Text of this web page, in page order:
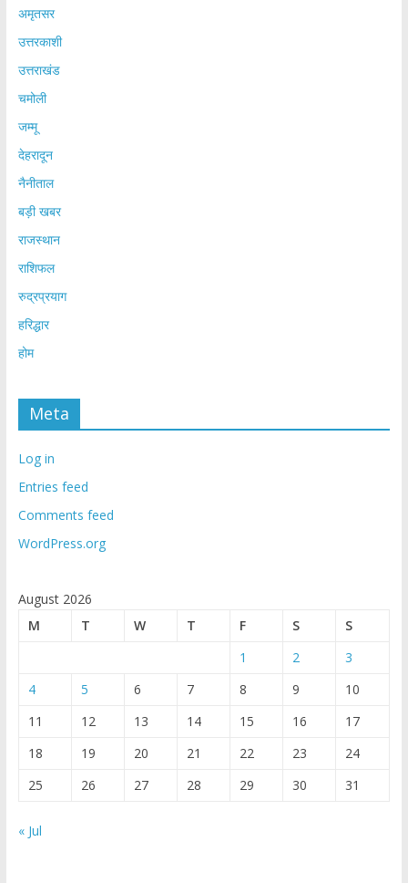
अमृतसर
उत्तरकाशी
उत्तराखंड
चमोली
जम्मू
देहरादून
नैनीताल
बड़ी खबर
राजस्थान
राशिफल
रुद्रप्रयाग
हरिद्धार
होम
Meta
Log in
Entries feed
Comments feed
WordPress.org
August 2026
M
T W T F S
S
1
2
3
4
5 6 7 8 9
10
11
12 13 14 15 16
17
18
19 20 21 22 23
24
25
26 27 28 29 30 31
« Jul